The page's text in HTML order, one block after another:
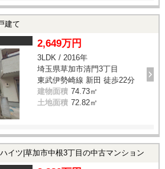
建て
2,649万円
3LDK / 2016年
埼玉県草加市清門3丁目
東武伊勢崎線 新田 徒歩22分
建物面積 74.73㎡
土地面積 72.82㎡
イツ|草加市中根3丁目の中古マンション